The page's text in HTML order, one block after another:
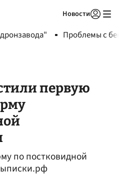
Новости
Проблемы с
первую
по постковидной